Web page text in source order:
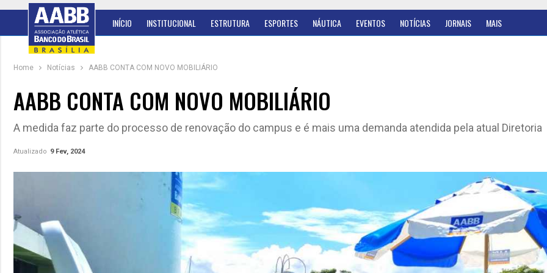
INÍCIO INSTITUCIONAL ESTRUTURA ESPORTES NÁUTICA EVENTOS NOTÍCIAS JORNAIS MAIS
Home Notícias AABB CONTA COM NOVO MOBILIÁRIO
AABB CONTA COM NOVO MOBILIÁRIO
A medida faz parte do processo de renovação do campus e é mais uma demanda atendida pela atual Diretoria
Atualizado 9 Fev, 2024